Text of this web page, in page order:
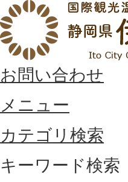
お問い合わせ
メニュー
カテゴリ検索
キーワード検索